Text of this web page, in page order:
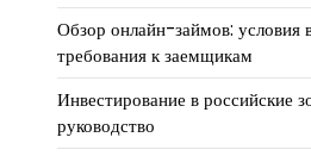
Обзор онлайн-займов: условия
требования к заемщикам
Инвестирование в российские
руководство